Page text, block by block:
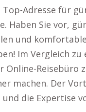
Adresse für
Haben Sie vor,
und
Im Vergleich zu
Online-Reisebüro
machen. Der
die Expertise